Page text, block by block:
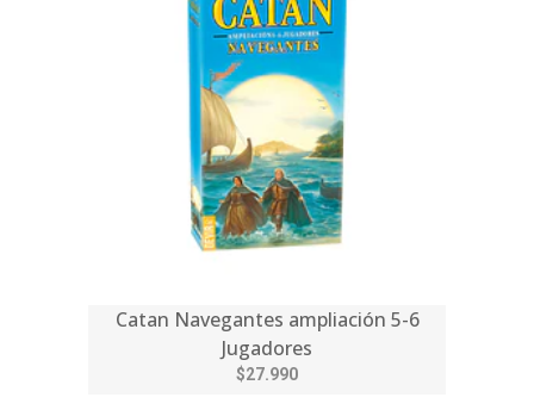
Catan Navegantes ampliación 5-6
Jugadores
$27.990